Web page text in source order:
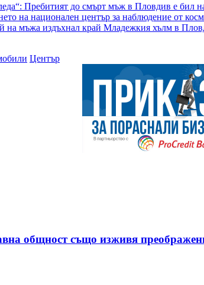
Пребитият до смърт мъж в Пловдив е бил
на национален център за наблюдение от
на мъжа издъхнал край Младежкия хълм в
Център
общност също изживя